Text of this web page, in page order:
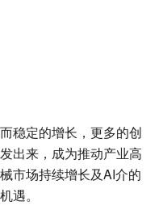
稳定的增长，更多的创
出来，成为推动产业高
市场持续增长及AI介的
遇。